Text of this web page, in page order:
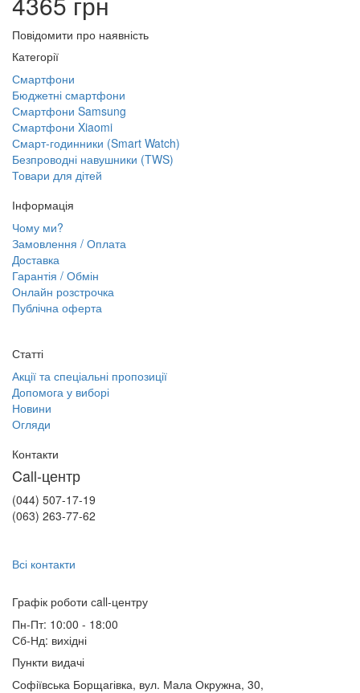
Повідомити про наявність
Категорії
Смартфони
Бюджетні смартфони
Смартфони Samsung
Смартфони Xiaomi
Смарт-годинники (Smart Watch)
Безпроводні навушники (TWS)
Товари для дітей
Інформація
Чому ми?
Замовлення / Оплата
Доставка
Гарантія / Обмін
Онлайн розстрочка
Публічна оферта
Статті
Акції та спеціальні пропозиції
Допомога у виборі
Новини
Огляди
Контакти
Call-центр
(044) 507-17-19
(063) 263-77-62
Всі контакти
Графік роботи сall-центру
Пн-Пт: 10:00 - 18:00
Сб-Нд: вихідні
Пункти видачі
Софіївська Борщагівка, вул. Мала Окружна, 30,